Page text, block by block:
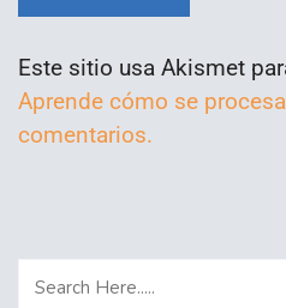
Este sitio usa Akismet
Aprende cómo se
comentarios.